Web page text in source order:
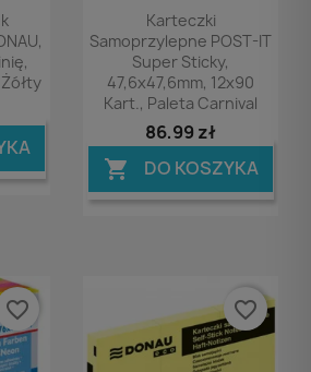
Podgląd
Karteczki
Samoprzylepne POST-IT
Super Sticky,
47,6x47,6mm, 12x90
Kart., Paleta Carnival
86,99 zł
 DO KOSZYKA
favorite_border favorite_border